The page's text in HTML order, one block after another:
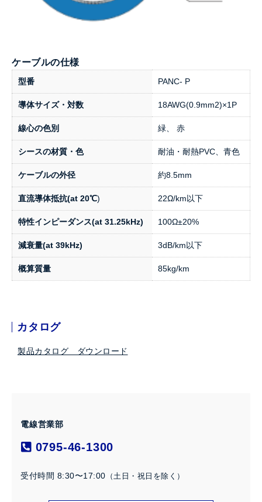
ケーブルの仕様
型番 PANC- P
導体サイズ・対数 18AWG(0.9mm2)×1P
線心の色別 緑、 赤
シースの材質・色 耐油・耐熱PVC、青色
ケーブルの外径 約8.5mm
直流導体抵抗(at 20℃) 22Ω/km以下
特性インピーダンス(at 31.25kHz) 100Ω±20%
減衰量(at 39kHz) 3dB/km以下
概算質量 85kg/km
カタログ
製品カタログ ダウンロード
電線営業部
0795-46-1300
受付時間 8:30〜17:00 （土日・祝日を除く）